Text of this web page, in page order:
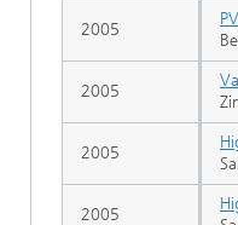
2005
2005
2005
2005